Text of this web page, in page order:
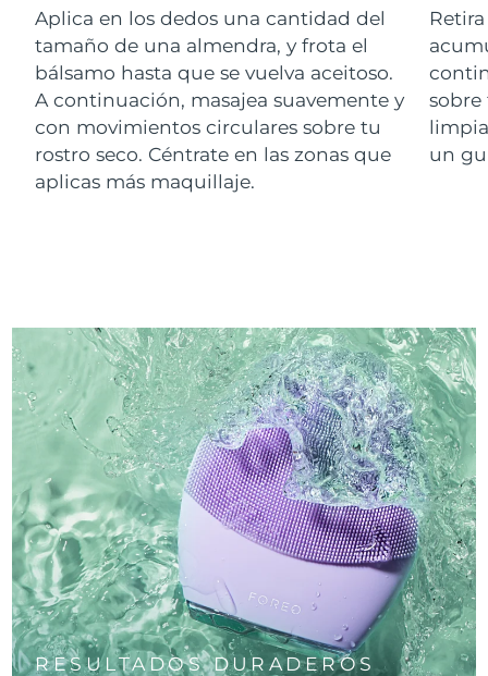
Aplica en los dedos una cantidad del
tamaño de una almendra, y frota el
bálsamo hasta que se vuelva aceitoso.
A continuación, masajea suavemente y
con movimientos circulares sobre tu
rostro seco. Céntrate en las zonas que
aplicas más maquillaje.
un
RESULTADOS DURADEROS